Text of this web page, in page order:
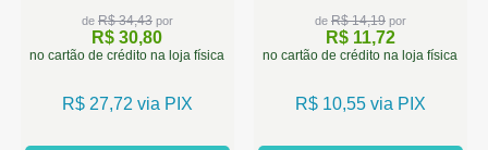
de R$ 34,43por
R$ 30,80
no cartão de crédito na loja física
R$ 27,72 via PIX
de R$ 14,19por
R$ 11,72
no cartão de crédito na loja física
R$ 10,55 via PIX